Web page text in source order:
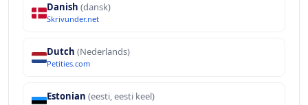
Danish (dansk)
Skrivunder.net
Dutch (Nederlands)
Petities.com
Estonian (eesti, eesti keel)